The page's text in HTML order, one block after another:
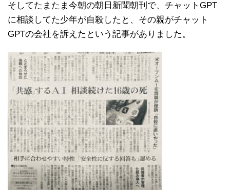
そしてたまたま今朝の朝日新聞朝刊で、チャットGPT
に相談してた少年が自殺したと、その親がチャット
GPTの会社を訴えたという記事がありました。